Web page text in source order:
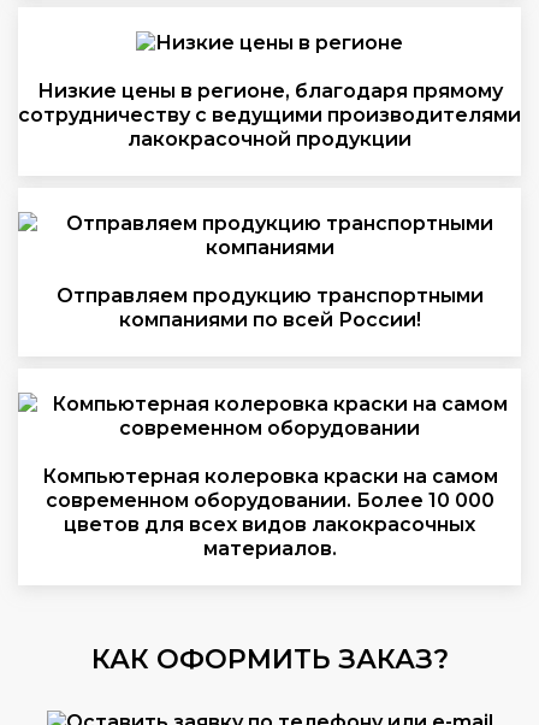
Низкие цены в регионе, благодаря прямому
сотрудничеству с ведущими производителями
лакокрасочной продукции
Отправляем продукцию транспортными
компаниями по всей России!
Компьютерная колеровка краски на самом
современном оборудовании. Более 10 000
цветов для всех видов лакокрасочных
материалов.
КАК ОФОРМИТЬ ЗАКАЗ?